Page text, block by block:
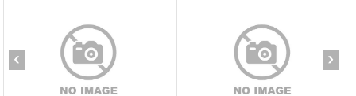
‹ ›